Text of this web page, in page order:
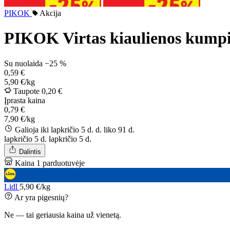
PIKOK Akcija
PIKOK Virtas kiaulienos
Su nuolaida −25 %
0,59 €
5,90 €/kg
Taupote 0,20 €
Įprasta kaina
0,79 €
7,90 €/kg
Galioja iki lapkričio 5 d. d. liko 91 d.
lapkričio 5 d. lapkričio 5 d.
Dalintis
Kaina 1 parduotuvėje
Lidl 5,90 €/kg
Ar yra pigesnių?
Ne — tai geriausia kaina už vienetą.